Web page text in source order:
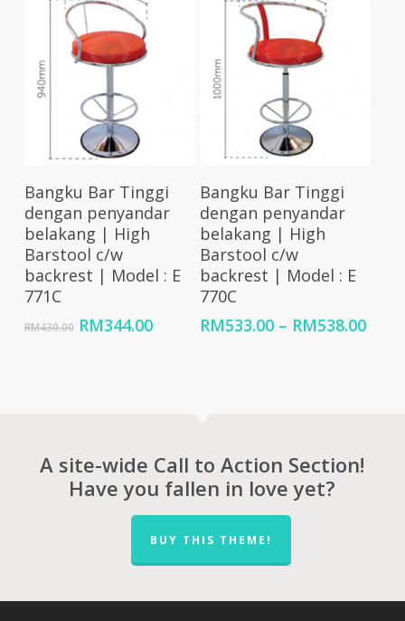
Select Options
Bangku Bar Tinggi
dengan penyandar
belakang | High
Barstool c/w
backrest | Model : E
771C
RM430.00 Original
RM344.00Current
Select Options
Bangku Bar Tinggi
dengan penyandar
belakang | High
Barstool c/w
backrest | Model : E
770C
RM533.00 – RM538.00Price
A site-wide Call to Action Section!
Have you fallen in love yet?
BUY THIS THEME!